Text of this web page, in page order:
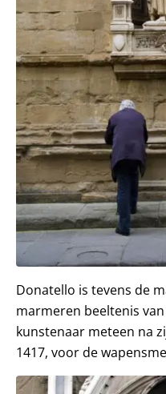
Donatello is tevens de
marmeren beeltenis
kunstenaar meteen na
1417, voor de